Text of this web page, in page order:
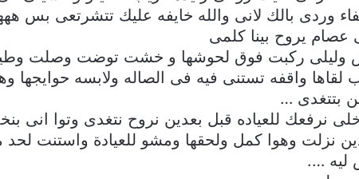
وردى بالك لانى والله خايفه عليك تتشرتعى بس
عصام يروح بينا كلمى
وليلى ركبت فوق لحوشها و خشت توضت وصلت
واقفه تستنى فيه فى الصاله ولابسه حوايجها
بتتغدى …
نرفعك للعياده قبل بعدين نروح نتغدى وتوا انى
نزلت وهوا كمل ولحقها ومشو للعيادة
ليه ….